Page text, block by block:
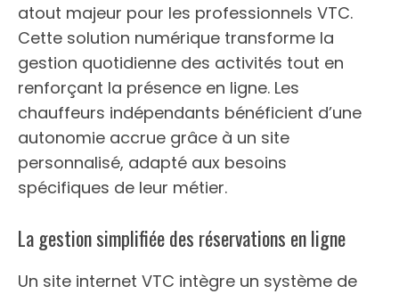
atout majeur pour les professionnels VTC.
Cette solution numérique transforme la
gestion quotidienne des activités tout en
renforçant la présence en ligne. Les
chauffeurs indépendants bénéficient d’une
autonomie accrue grâce à un site
personnalisé, adapté aux besoins
spécifiques de leur métier.
La gestion simplifiée des réservations en ligne
Un site internet VTC intègre un système de